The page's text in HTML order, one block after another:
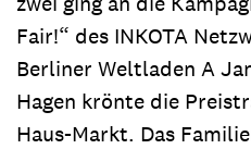
Fair!“ des INKOTA
Berliner Weltladen A
Hagen krönte die
Haus-Markt. Das